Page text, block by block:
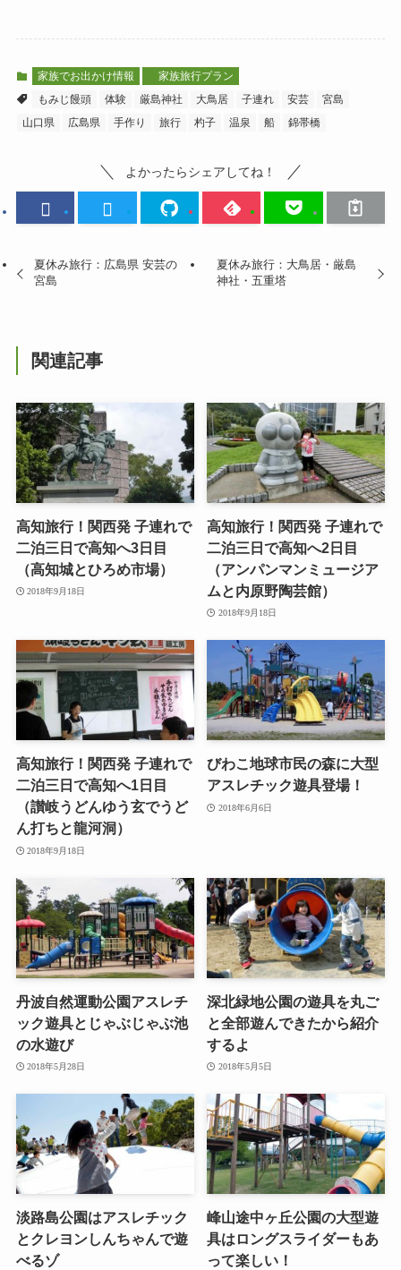
家族でお出かけ情報
家族旅行プラン
もみじ饅頭
体験 厳島神社 大鳥居 子連れ 安芸
宮島
山口県
広島県 手作り 旅行 杓子 温泉 船 錦帯橋
よかったらシェアしてね！
夏休み旅行：広島県 安芸の
宮島
夏休み旅行：大鳥居・厳島
神社・五重塔
関連記事
高知旅行！関西発 子連れで
二泊三日で高知へ3日目
（高知城とひろめ市場）
2018年9月18日
高知旅行！関西発 子連れで
二泊三日で高知へ2日目
（アンパンマンミュージア
ムと内原野陶芸館）
2018年9月18日
高知旅行！関西発 子連れで
二泊三日で高知へ1日目
（讃岐うどんゆう玄でうど
ん打ちと龍河洞）
2018年9月18日
びわこ地球市民の森に大型
アスレチック遊具登場！
2018年6月6日
丹波自然運動公園アスレチ
ック遊具とじゃぶじゃぶ池
の水遊び
2018年5月28日
深北緑地公園の遊具を丸ご
と全部遊んできたから紹介
するよ
2018年5月5日
淡路島公園はアスレチック
とクレヨンしんちゃんで遊
べるゾ
峰山途中ヶ丘公園の大型遊
具はロングスライダーもあ
って楽しい！